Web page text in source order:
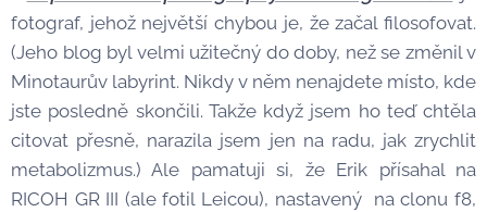
fotograf, jehož největší chybou je, že začal filosofovat.
(Jeho blog byl velmi užitečný do doby, než se změnil v
Minotaurův labyrint. Nikdy v něm nenajdete místo, kde
jste posledně skončili. Takže když jsem ho teď chtěla
citovat přesně, narazila jsem jen na radu, jak zrychlit
metabolizmus.) Ale pamatuji si, že Erik přísahal na
RICOH GR III (ale fotil Leicou), nastavený na clonu f8,